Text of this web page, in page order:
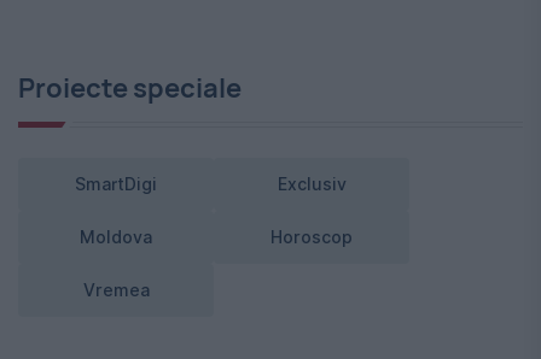
Proiecte speciale
SmartDigi Exclusiv
Moldova Horoscop
Vremea